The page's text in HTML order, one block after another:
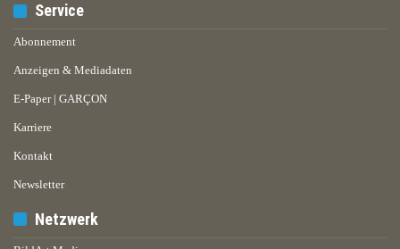
Service
Abonnement
Anzeigen & Mediadaten
E-Paper | GARÇON
Karriere
Kontakt
Newsletter
Netzwerk